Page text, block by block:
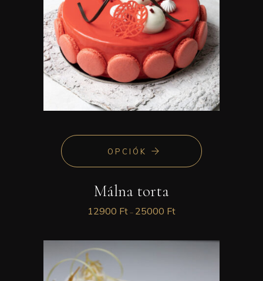
OPCIÓK
Málna torta
12900 Ft – 25000 Ft